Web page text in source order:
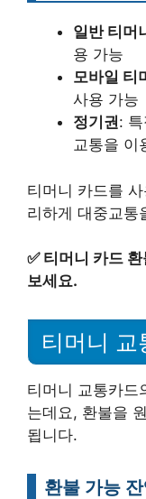
일반 티머
용 가능
모바일 티
사용 가능
정기권:
교통을 이
티머니 카드를
리하게 대중교통
✅ 티머니 카드
보세요.
티머니 교
티머니 교통카드
는데요, 환불을
됩니다.
환불 가능